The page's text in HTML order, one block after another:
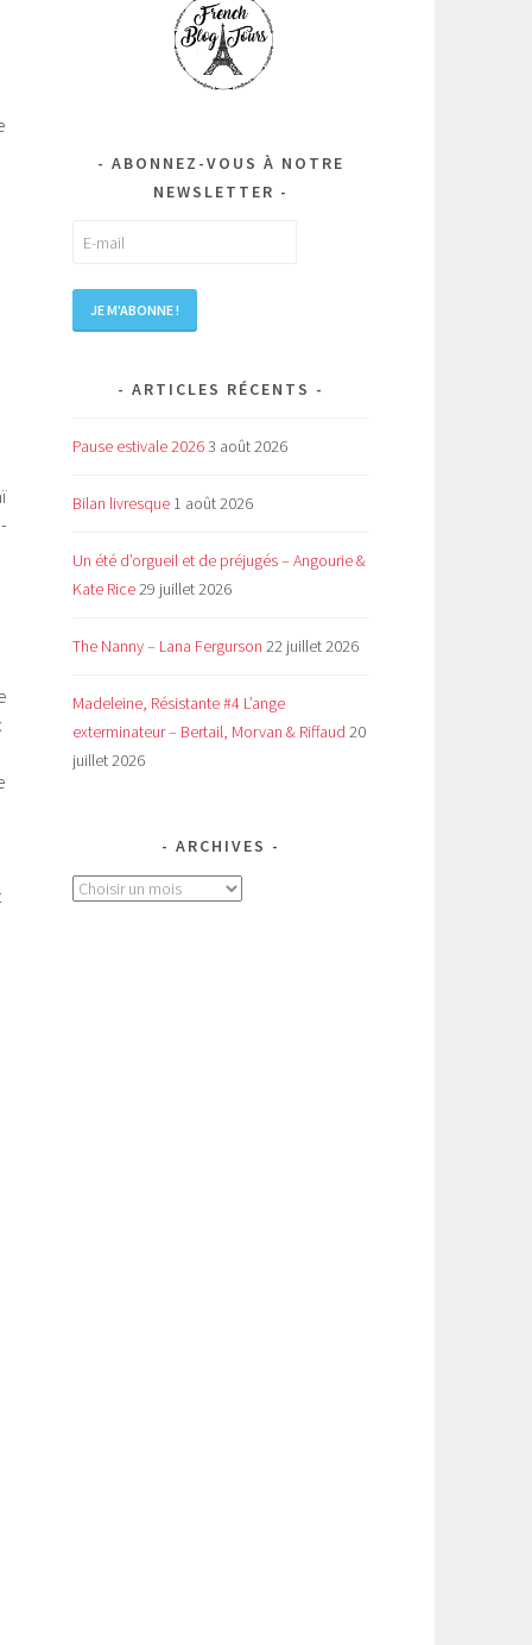
ABONNEZ-VOUS À NOTRE
NEWSLETTER
ARTICLES RÉCENTS
Pause estivale 20263 août 2026
Bilan livresque 1 août 2026
Un été d’orgueil et de préjugés – Angourie &
Kate Rice29 juillet 2026
The Nanny – Lana Fergurson 22 juillet 2026
Madeleine, Résistante #4 L’ange
exterminateur – Bertail, Morvan & Riffaud 20
juillet 2026
ARCHIVES
Archives